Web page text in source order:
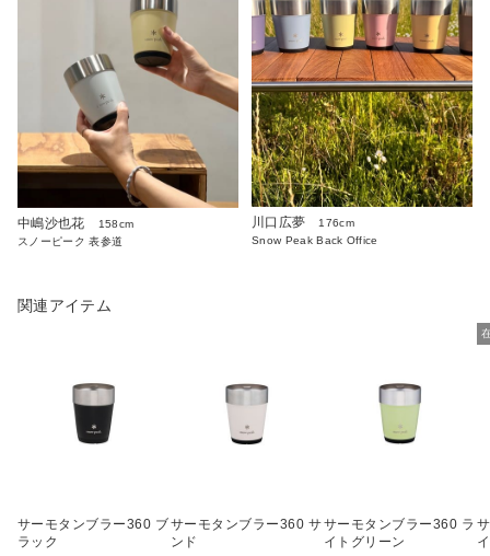
中嶋沙也花
158cm
スノーピーク 表参道
川口広夢
176cm
Snow Peak Back Office
関連アイテム
サーモタンブラー360 ブ
ラック
サーモタンブラー360 サ
ンド
サーモタンブラー360 ラ
イトグリーン